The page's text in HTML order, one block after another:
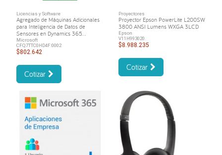
Licencias y Software
Agregado de Máquinas Adicionales
para Inteligencia de Datos de
Sensores en Dynamics 365...
Microsoft
CFQ7TTC0HD4F:0002
$802.642
Cotizar
Proyectores
Proyector Epson PowerLite L200SW
3800 ANSI Lumens WXGA 3LCD
Epson
V11H993020.
$8.988.235
Cotizar